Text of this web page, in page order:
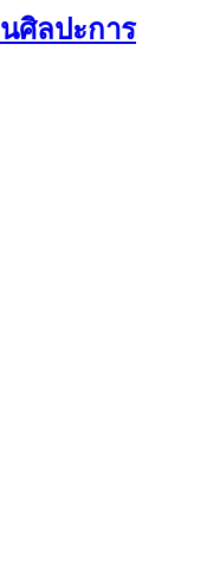
ศิลปะการ